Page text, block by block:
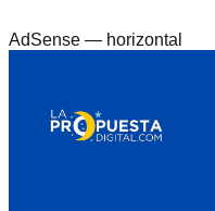
AdSense — horizontal